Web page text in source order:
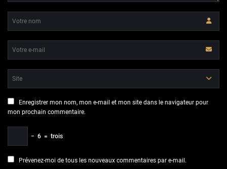
Enregistrer mon nom, mon e-mail et mon site dans le navigateur pour
mon prochain commentaire.
− 6 = trois
Prévenez-moi de tous les nouveaux commentaires par e-mail.